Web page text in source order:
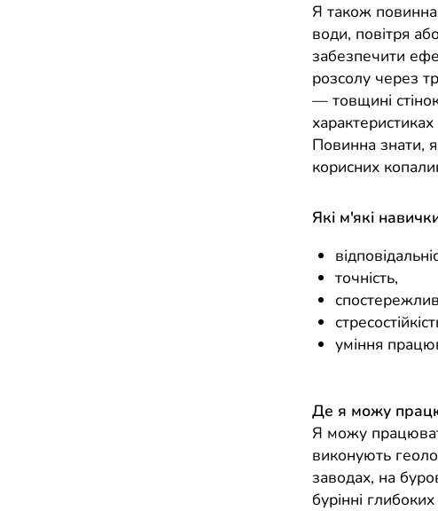
Я також
води, повітря
забезпечити
розсолу через
— товщині
Повинна знати,
корисних
Які м'які
точність,
уміння
Де я можу
Я можу
виконують
заводах, на
бурінні